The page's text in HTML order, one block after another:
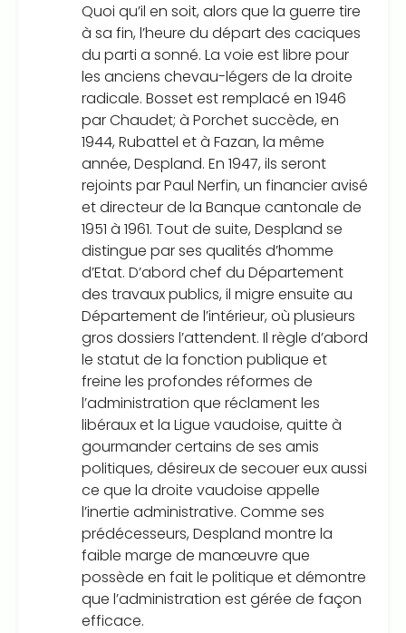
Quoi qu’il en soit, alors que la guerre tire
à sa fin, l’heure du départ des caciques
du parti a sonné. La voie est libre pour
les anciens chevau-légers de la droite
radicale. Bosset est remplacé en 1946
par Chaudet; à Porchet succède, en
1944, Rubattel et à Fazan, la même
année, Despland. En 1947, ils seront
rejoints par Paul Nerfin, un financier avisé
et directeur de la Banque cantonale de
1951 à 1961. Tout de suite, Despland se
distingue par ses qualités d’homme
d’Etat. D’abord chef du Département
des travaux publics, il migre ensuite au
Département de l’intérieur, où plusieurs
gros dossiers l’attendent. Il règle d’abord
le statut de la fonction publique et
freine les profondes réformes de
l’administration que réclament les
libéraux et la Ligue vaudoise, quitte à
gourmander certains de ses amis
politiques, désireux de secouer eux aussi
ce que la droite vaudoise appelle
l’inertie administrative. Comme ses
prédécesseurs, Despland montre la
faible marge de manœuvre que
possède en fait le politique et démontre
que l’administration est gérée de façon
efficace.